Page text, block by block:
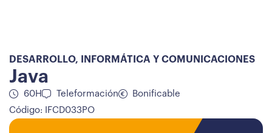
DESARROLLO, INFORMÁTICA Y COMUNICACIONES
Java
60H Teleformación
Bonificable
Código: IFCD033PO